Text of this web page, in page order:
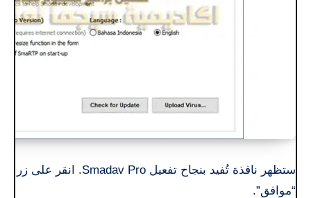
ستظهر نافذة تُفيد بنجاح تفعيل Smadav Pro. انقر على زر
“موافق”.